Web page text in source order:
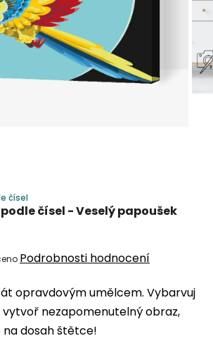
opravdovým umělcem. Vybarvuj
nezapomenutelný obraz,
dosah štětce!
čísel
čísel - Veselý papoušek
Podrobnosti hodnocení